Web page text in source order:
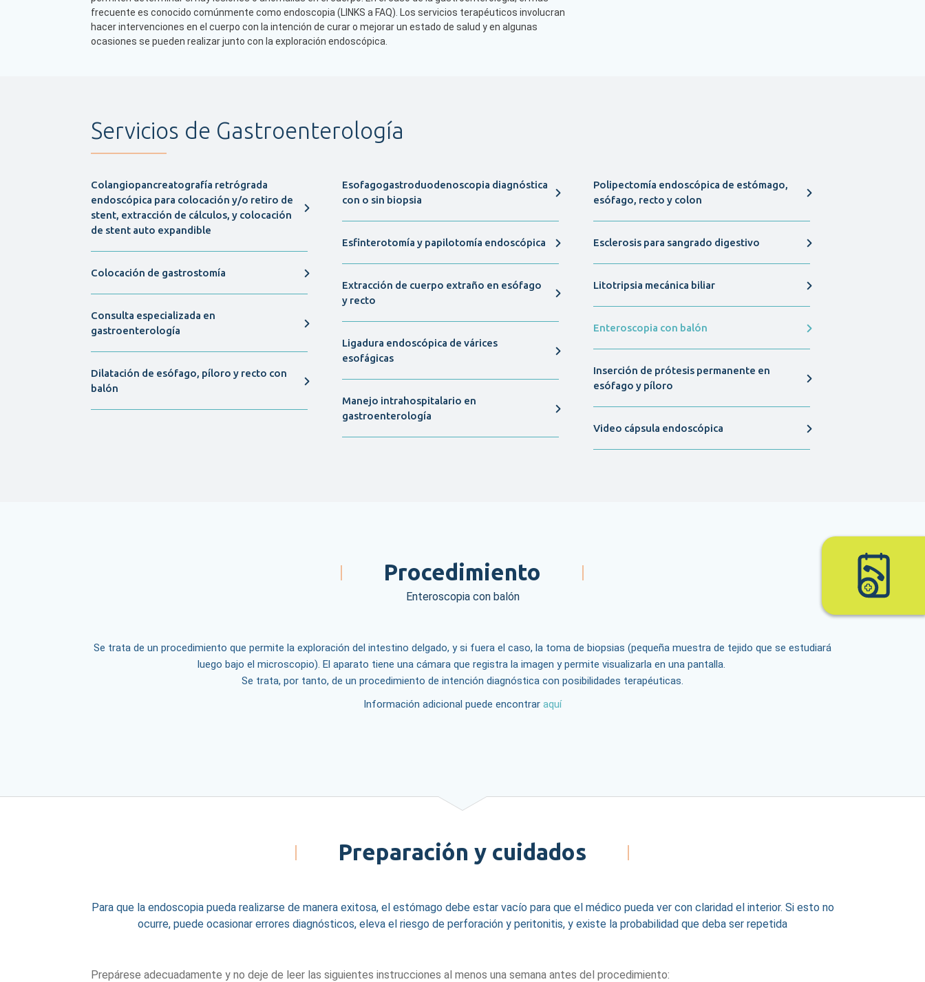
frecuente es conocido comúnmente como endoscopia (LINKS a FAQ). Los servicios terapéuticos involucran
hacer intervenciones en el cuerpo con la intención de curar o mejorar un estado de salud y en algunas
ocasiones se pueden realizar junto con la exploración endoscópica.
Servicios de Gastroenterología
Colangiopancreatografía retrógrada
endoscópica para colocación y/o retiro de
stent, extracción de cálculos, y colocación
de stent auto expandible
Colocación de gastrostomía
Consulta especializada en
gastroenterología
Dilatación de esófago, píloro y recto con
balón
Esofagogastroduodenoscopia diagnóstica
con o sin biopsia
Esfinterotomía y papilotomía endoscópica
Extracción de cuerpo extraño en esófago
y recto
Ligadura endoscópica de várices
esofágicas
Manejo intrahospitalario en
gastroenterología
Polipectomía endoscópica de estómago,
esófago, recto y colon
Esclerosis para sangrado digestivo
Litotripsia mecánica biliar
Enteroscopia con balón
Inserción de prótesis permanente en
esófago y píloro
Video cápsula endoscópica
Procedimiento
Enteroscopia con balón
Se trata de un procedimiento que permite la exploración del intestino delgado, y si fuera el caso, la toma de biopsias (pequeña muestra de tejido que se estudiará
luego bajo el microscopio). El aparato tiene una cámara que registra la imagen y permite visualizarla en una pantalla.
Se trata, por tanto, de un procedimiento de intención diagnóstica con posibilidades terapéuticas.
Información adicional puede encontrar aquí
Preparación y cuidados
Para que la endoscopia pueda realizarse de manera exitosa, el estómago debe estar vacío para que el médico pueda ver con claridad el interior. Si esto no
ocurre, puede ocasionar errores diagnósticos, eleva el riesgo de perforación y peritonitis, y existe la probabilidad que deba ser repetida
Prepárese adecuadamente y no deje de leer las siguientes instrucciones al menos una semana antes del procedimiento: